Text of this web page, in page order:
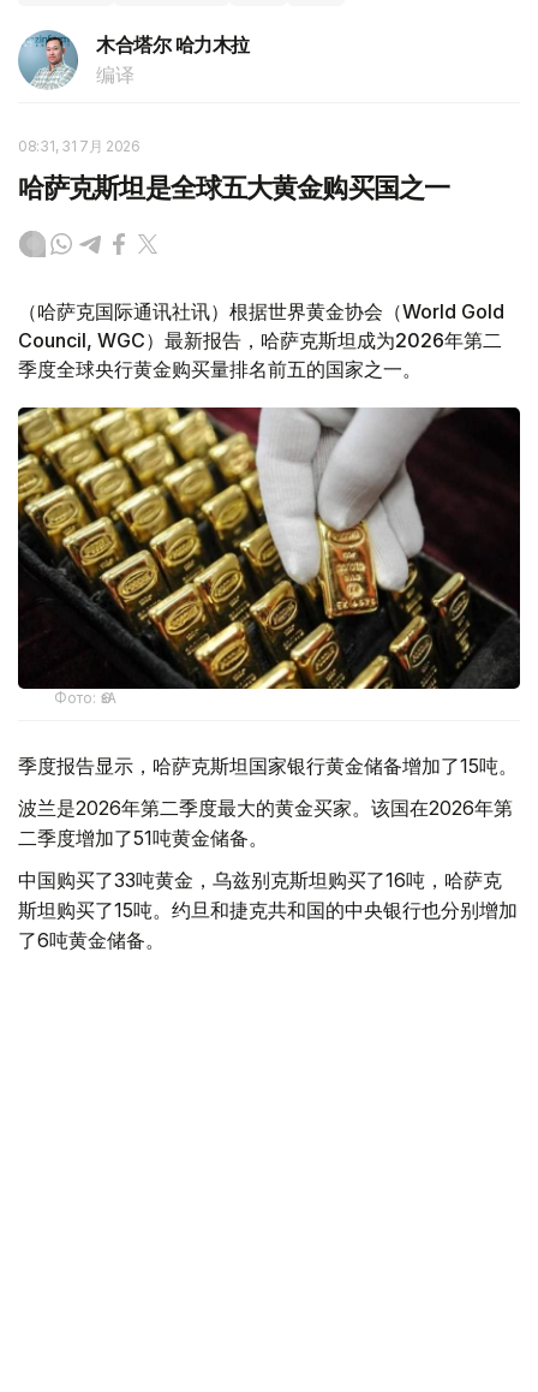
木合塔尔 哈力木拉
编译
08:31, 31 7月 2026
哈萨克斯坦是全球五大黄金购买国之一
（哈萨克国际通讯社讯）根据世界黄金协会（World Gold
Council, WGC）最新报告，哈萨克斯坦成为2026年第二
季度全球央行黄金购买量排名前五的国家之一。
Фото: ӨзА
季度报告显示，哈萨克斯坦国家银行黄金储备增加了15吨。
波兰是2026年第二季度最大的黄金买家。该国在2026年第
二季度增加了51吨黄金储备。
中国购买了33吨黄金，乌兹别克斯坦购买了16吨，哈萨克
斯坦购买了15吨。约旦和捷克共和国的中央银行也分别增加
了6吨黄金储备。